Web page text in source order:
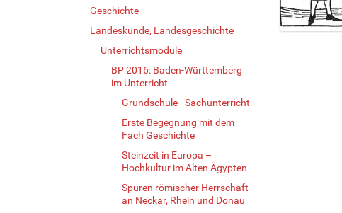
Geschichte
Landeskunde, Landesgeschichte
Unterrichtsmodule
BP 2016: Baden-Württemberg
im Unterricht
Grundschule - Sachunterricht
Erste Begegnung mit dem
Fach Geschichte
Steinzeit in Europa –
Hochkultur im Alten Ägypten
Spuren römischer Herrschaft
an Neckar, Rhein und Donau